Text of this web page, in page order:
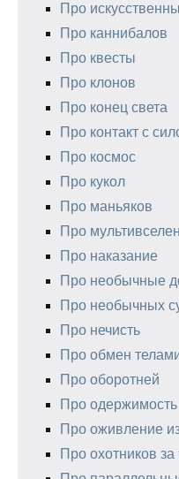
Про
Про каннибалов
Про квесты
Про клонов
Про конец света
Про контакт с
Про космос
Про кукол
Про маньяков
Про
Про наказание
Про необычные
Про необычных
Про нечисть
Про обмен
Про оборотней
Про одержимость
Про оживление
Про охотников